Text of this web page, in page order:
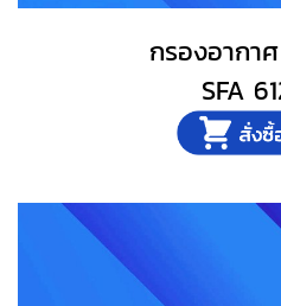
กรองอากา
SFA